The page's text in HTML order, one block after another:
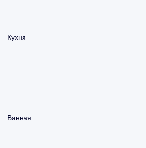
Кухня
Ванная